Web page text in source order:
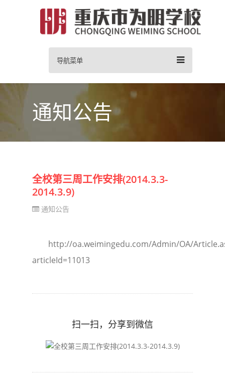
导航菜单
通知公告
全校第三周工作安排(2014.3.3-
2014.3.9)
通知公告
http://oa.weimingedu.com/Admin/OA/
articleId=11013
扫一扫，分享到微信